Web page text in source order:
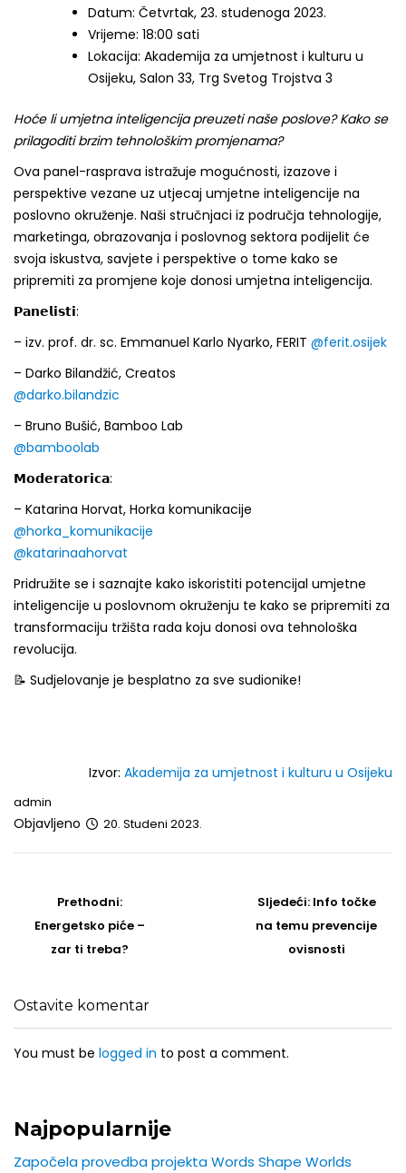
Datum: Četvrtak, 23. studenoga 2023.
Vrijeme: 18:00 sati
Lokacija: Akademija za umjetnost i kulturu u
Osijeku, Salon 33, Trg Svetog Trojstva 3
Hoće li umjetna inteligencija preuzeti naše poslove? Kako se
prilagoditi brzim tehnološkim promjenama?
Ova panel-rasprava istražuje mogućnosti, izazove i
perspektive vezane uz utjecaj umjetne inteligencije na
poslovno okruženje. Naši stručnjaci iz područja tehnologije,
marketinga, obrazovanja i poslovnog sektora podijelit će
svoja iskustva, savjete i perspektive o tome kako se
pripremiti za promjene koje donosi umjetna inteligencija.
𝗣𝗮𝗻𝗲𝗹𝗶𝘀𝘁𝗶:
– izv. prof. dr. sc. Emmanuel Karlo Nyarko, FERIT @ferit.osijek
– Darko Bilandžić, Creatos
@darko.bilandzic
– Bruno Bušić, Bamboo Lab
@bamboolab
𝗠𝗼𝗱𝗲𝗿𝗮𝘁𝗼𝗿𝗶𝗰𝗮:
– Katarina Horvat, Horka komunikacije
@horka_komunikacije
@katarinaahorvat
Pridružite se i saznajte kako iskoristiti potencijal umjetne
inteligencije u poslovnom okruženju te kako se pripremiti za
transformaciju tržišta rada koju donosi ova tehnološka
revolucija.
📝 Sudjelovanje je besplatno za sve sudionike!
Izvor: Akademija za umjetnost i kulturu u Osijeku
admin
Objavljeno 20. Studeni 2023.
navigation
Prethodni:Prethodni
post
Energetsko piće –
zar ti treba?
Sljedeći: Sljedeći
Post
Info točke
na temu prevencije
ovisnosti
Ostavite komentar
You must be logged in to post a comment.
Najpopularnije
Započela provedba projekta Words Shape Worlds